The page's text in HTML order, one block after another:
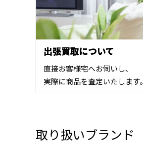
出張買取について
直接お客様宅へお伺いし、
実際に商品を査定いたします。
取り扱いブランド